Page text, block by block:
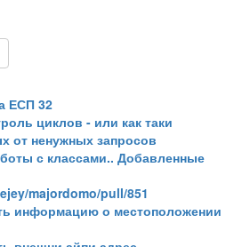
ЕСП 32
циклов - или как таки
от ненужных запросов
с классами.. Добавленные
majordomo/pull/851
информацию о местоположении